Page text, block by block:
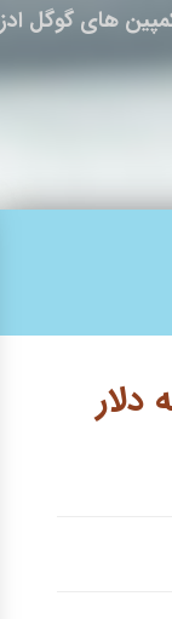
های گوگل ادز
دلار